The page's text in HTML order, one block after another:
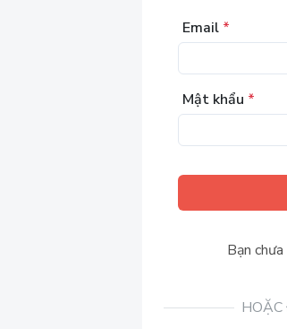
Email *
Mật khẩu *
Bạn